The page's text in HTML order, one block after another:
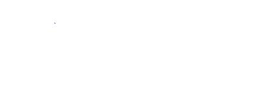
Začít ještě dnes